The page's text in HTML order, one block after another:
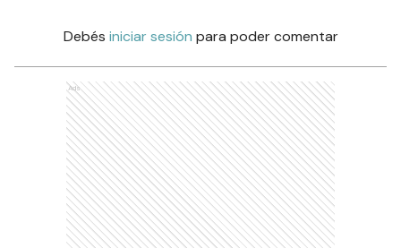
Debés iniciar sesión para poder comentar
Ads